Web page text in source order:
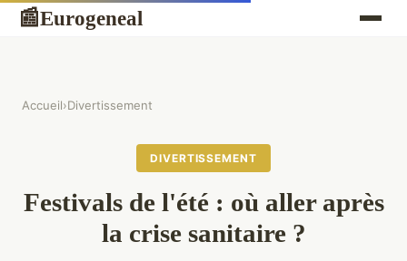
📰Eurogeneal
Accueil›Divertissement
DIVERTISSEMENT
Festivals de l'été : où aller après
la crise sanitaire ?